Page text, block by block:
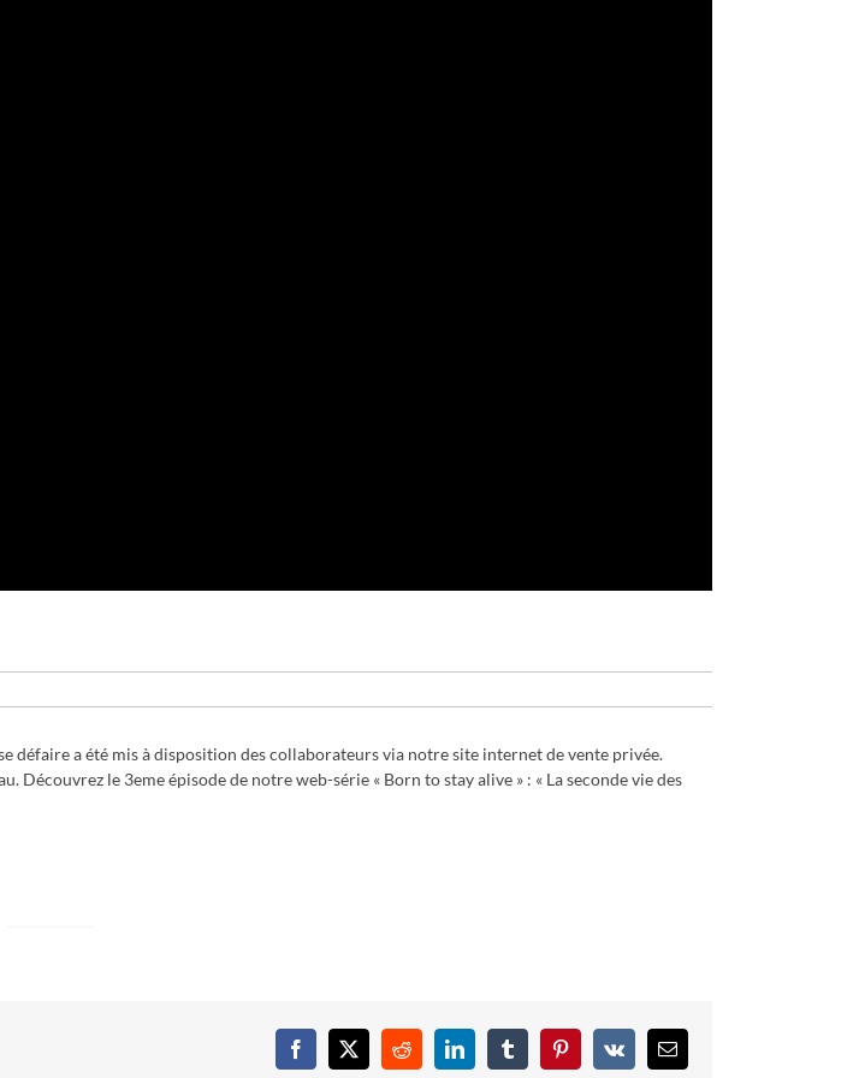
défaire a été mis à disposition des collaborateurs via notre site internet de vente privée.
Découvrez le 3eme épisode de notre web-série « Born to stay alive » : « La seconde vie des
Facebook
X RedditLinkedInTumblrPinterest
Vk Email